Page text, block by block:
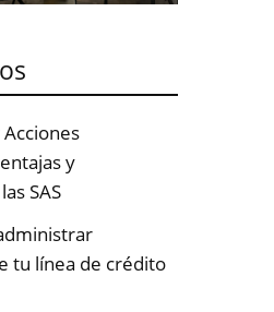
y
SAS
tu línea de crédito